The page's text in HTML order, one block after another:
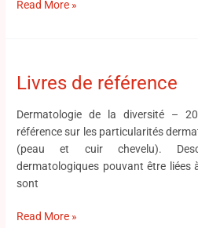
Read More »
Livres de référence
Dermatologie de la diversité –
référence sur les particularités
(peau et cuir chevelu).
dermatologiques pouvant être liées
sont
référence
Read More »